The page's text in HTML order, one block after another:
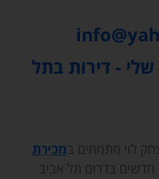
- דירות בתל
לוי מתמחים במכירת
חדשים בדרום תל אביב